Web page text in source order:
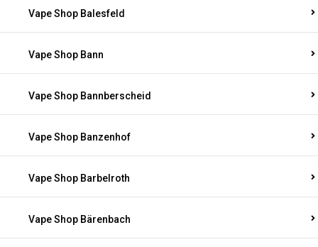
Vape Shop Balesfeld
Vape Shop Bann
Vape Shop Bannberscheid
Vape Shop Banzenhof
Vape Shop Barbelroth
Vape Shop Bärenbach